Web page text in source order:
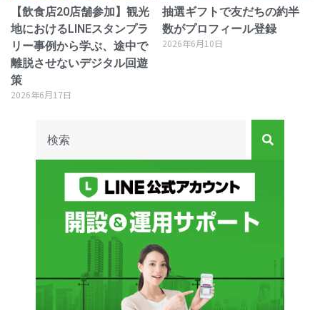
【飲食店20店舗参加】観光
地におけるLINEスタンプラ
リー事例から学ぶ、途中で
離脱させないデジタル回遊
策
2026年6月17日
抽選ギフトで友だちの約半
数がプロフィール登録
2026年6月10日